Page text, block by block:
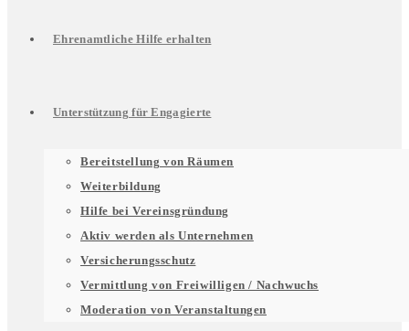
Ehrenamtliche Hilfe erhalten
Unterstützung für Engagierte
Bereitstellung von Räumen
Weiterbildung
Hilfe bei Vereinsgründung
Aktiv werden als Unternehmen
Versicherungsschutz
Vermittlung von Freiwilligen / Nachwuchs
Moderation von Veranstaltungen